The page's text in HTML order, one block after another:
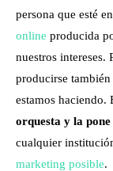
persona que esté
online producida
nuestros intereses.
producirse
estamos haciendo.
orquesta y la
cualquier
marketing posible.